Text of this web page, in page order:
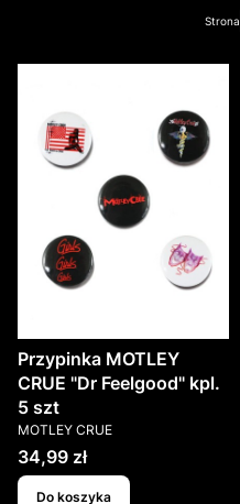
Strona
Przypinka MOTLEY
CRUE "Dr Feelgood" kpl.
5 szt
PRODUCENT
MOTLEY CRUE
Cena
34,99 zł
Do koszyka